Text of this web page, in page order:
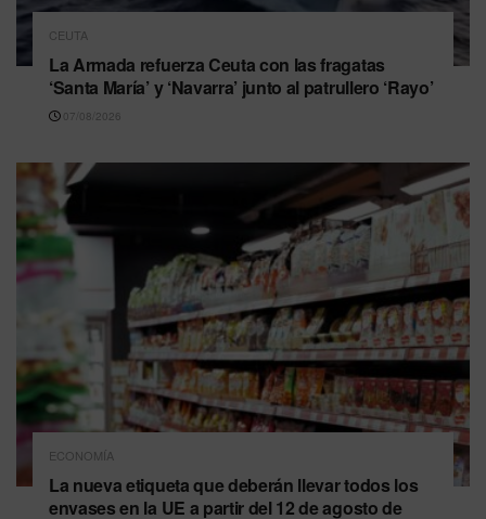
CEUTA
La Armada refuerza Ceuta con las fragatas
‘Santa María’ y ‘Navarra’ junto al patrullero ‘Rayo’
07/08/2026
ECONOMÍA
La nueva etiqueta que deberán llevar todos los
envases en la UE a partir del 12 de agosto de